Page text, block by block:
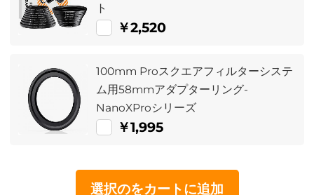
ト
￥2,520
100mm Proスクエアフィルターシステ
ム用58mmアダプターリング-
NanoXProシリーズ
￥1,995
選択のをカートに追加